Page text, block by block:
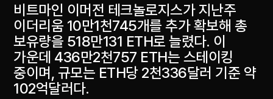
비트마인 이머전 테크놀로지스가 지난주
이더리움 10만1천745개를 추가 확보해 총
보유량을 518만131 ETH로 늘렸다. 이
가운데 436만2천757 ETH는 스테이킹
중이며, 규모는 ETH당 2천336달러 기준 약
102억달러다.